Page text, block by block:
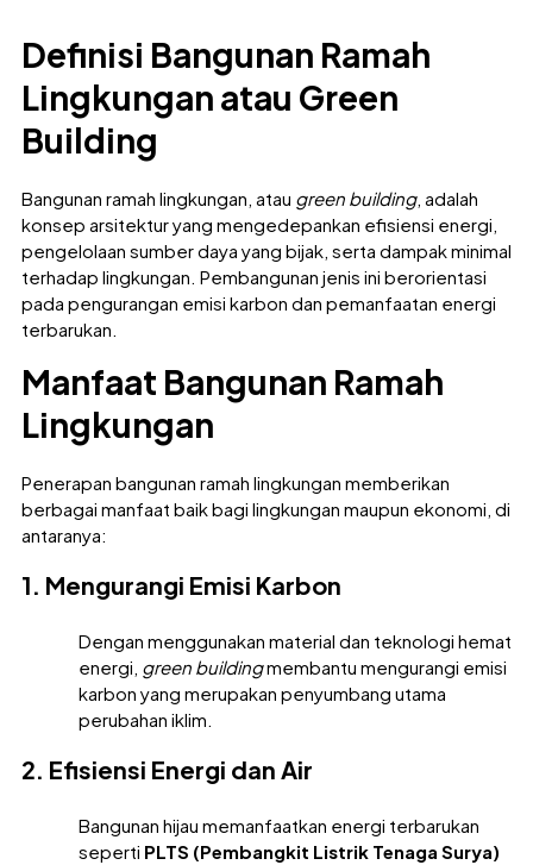
Definisi Bangunan Ramah
Lingkungan atau Green
Building
Bangunan ramah lingkungan, atau green building, adalah
konsep arsitektur yang mengedepankan efisiensi energi,
pengelolaan sumber daya yang bijak, serta dampak minimal
terhadap lingkungan. Pembangunan jenis ini berorientasi
pada pengurangan emisi karbon dan pemanfaatan energi
terbarukan.
Manfaat Bangunan Ramah
Lingkungan
Penerapan bangunan ramah lingkungan memberikan
berbagai manfaat baik bagi lingkungan maupun ekonomi, di
antaranya:
1. Mengurangi Emisi Karbon
Dengan menggunakan material dan teknologi hemat
energi, green buildingmembantu mengurangi emisi
karbon yang merupakan penyumbang utama
perubahan iklim.
2. Efisiensi Energi dan Air
Bangunan hijau memanfaatkan energi terbarukan
seperti PLTS (Pembangkit Listrik Tenaga Surya)